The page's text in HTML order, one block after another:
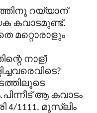
റയ്യാന്
കവാടമുണ്ട്.
മറ്റൊരാളും
നാള്)
?
.പിന്നീട് ആ കവാടം
4/1111, മുസ്ലിം